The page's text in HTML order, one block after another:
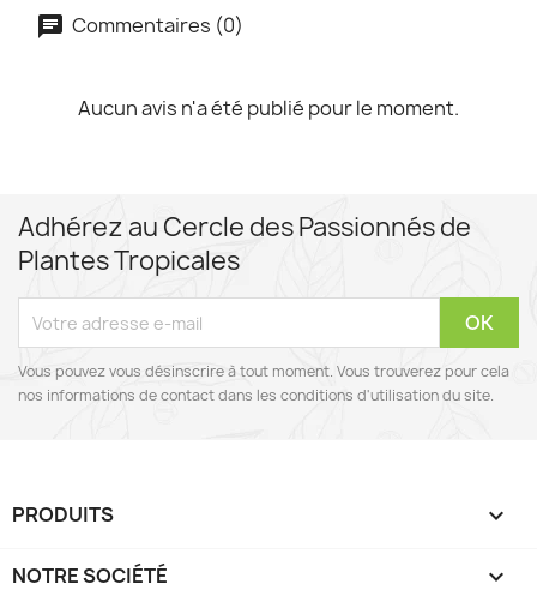
Commentaires (0)
Aucun avis n'a été publié pour le moment.
Adhérez au Cercle des Passionnés de
Plantes Tropicales
Vous pouvez vous désinscrire à tout moment. Vous trouverez pour cela
nos informations de contact dans les conditions d'utilisation du site.
PRODUITS 
NOTRE SOCIÉTÉ 